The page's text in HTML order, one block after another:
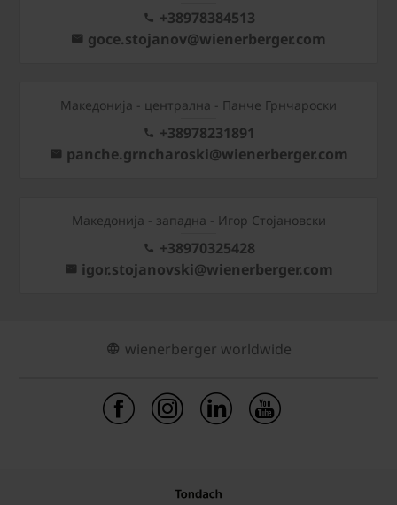
+38978384513
goce.stojanov@wienerberger.com
Mакедонија - централна - Панче Грнчароски
+38978231891
panche.grncharoski@wienerberger.com
Mакедонија - западна - Игор Стојановски
+38970325428
igor.stojanovski@wienerberger.com
wienerberger worldwide